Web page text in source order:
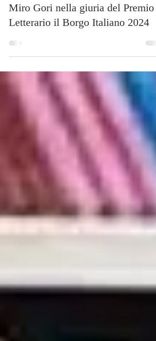
9 mag 2024 Tempo di lettura: 1 min
Letterario il Borgo Italiano 2024